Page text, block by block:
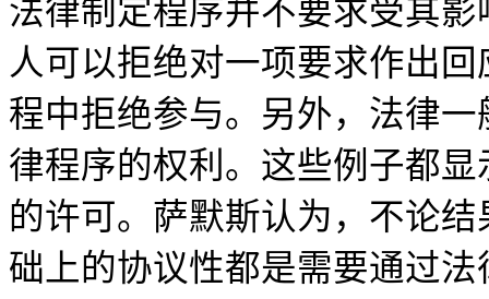
法律制定程序并不要求受其
人可以拒绝对一项要求作出
程中拒绝参与。另外，法律
律程序的权利。这些例子都
的许可。萨默斯认为，不论
础上的协议性都是需要通过